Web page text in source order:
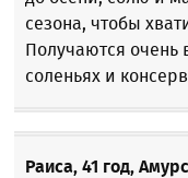
сезона, чтобы
Получаются очень
соленьях и
Раиса, 41 год,